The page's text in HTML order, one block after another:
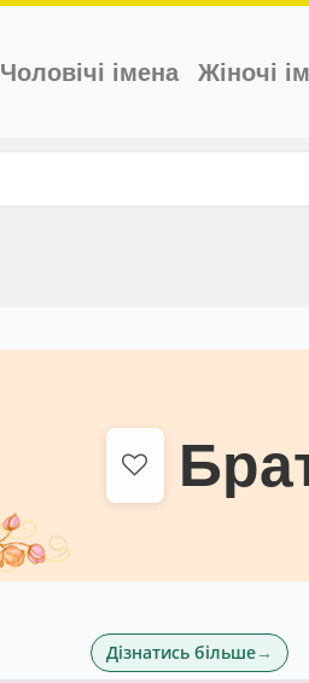
Чоловічі імена (current)
Жіночі
Дізнатись більше